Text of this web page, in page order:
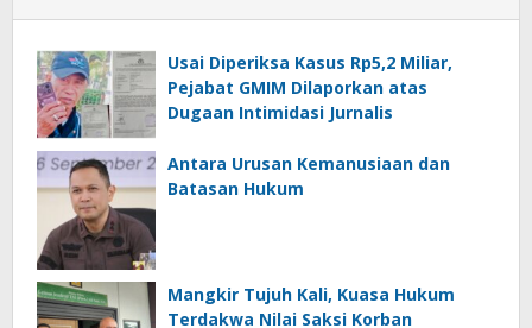
Usai Diperiksa Kasus Rp5,2 Miliar,
Pejabat GMIM Dilaporkan atas
Dugaan Intimidasi Jurnalis
Antara Urusan Kemanusiaan dan
Batasan Hukum
Mangkir Tujuh Kali, Kuasa Hukum
Terdakwa Nilai Saksi Korban